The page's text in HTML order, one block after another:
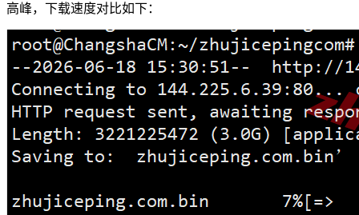
高峰，下载速度对比如下：